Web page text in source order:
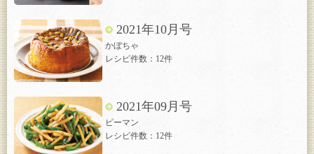
2021年10月号
かぼちゃ
レシピ件数：12件
2021年09月号
ピーマン
レシピ件数：12件